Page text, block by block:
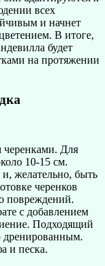
всех
и начнет
В итоге,
будет
на протяжении
черенками. Для
10-15 см.
желательно, быть
черенков
повреждений.
с добавлением
Подходящий
и песка.